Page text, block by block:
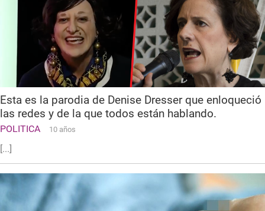
Esta es la parodia de Denise Dresser que enloqueció
las redes y de la que todos están hablando.
POLITICA 10 años
[...]